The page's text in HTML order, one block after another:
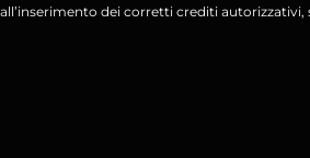
dei corretti crediti autorizzativi,